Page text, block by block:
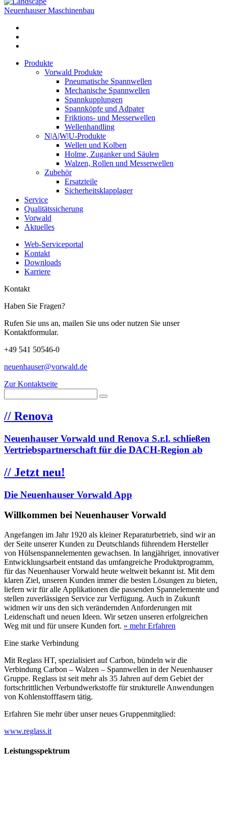
Neuenhauser Maschinenbau
Produkte
Vorwald Produkte
Pneumatische Spannwellen
Mechanische Spannwellen
Spannkupplungen
Spannköpfe und Adpater
Friktions- und Messerwellen
Wellenhandling
N|A|W|U-Produkte
Wellen und Kolben
Holme, Zuganker und Säulen
Walzen, Rollen und Messerwellen
Zubehör
Ersatzteile
Sicherheitsklapplager
Service
Qualitätssicherung
Vorwald
Aktuelles
Web-Serviceportal
Kontakt
Downloads
Karriere
Kontakt
Haben Sie Fragen?
Rufen Sie uns an, mailen Sie uns oder nutzen Sie unser
Kontaktformular.
+49 541 50546-0
neuenhauser@vorwald.de
Zur Kontaktseite
// Renova
Neuenhauser Vorwald und Renova S.r.l. schließen
Vertriebspartnerschaft für die DACH-Region ab
// Jetzt neu!
Die Neuenhauser Vorwald App
Willkommen bei Neuenhauser Vorwald
Angefangen im Jahr 1920 als kleiner Reparaturbetrieb, sind wir an
der Seite unserer Kunden zu Deutschlands führendem Hersteller
von Hülsenspannelementen gewachsen. In langjähriger, innovativer
Entwicklungsarbeit entstand das umfangreiche Produktprogramm,
für das Neuenhauser Vorwald heute weltweit bekannt ist. Mit dem
klaren Ziel, unseren Kunden immer die besten Lösungen zu bieten,
liefern wir für alle Applikationen die passenden Spannelemente und
stellen zuverlässigen Service zur Verfügung. Auch in Zukunft
widmen wir uns den sich verändernden Anforderungen mit
Leidenschaft und neuen Ideen. Wir setzen unseren erfolgreichen
Weg mit und für unsere Kunden fort. » mehr Erfahren
Eine starke Verbindung
Mit Reglass HT, spezialisiert auf Carbon, bündeln wir die
Verbindung Carbon – Walzen – Spannwellen in der Neuenhauser
Gruppe. Reglass ist seit mehr als 35 Jahren auf dem Gebiet der
fortschrittlichen Verbundwerkstoffe für strukturelle Anwendungen
von Kohlenstofffasern tätig.
Erfahren Sie mehr über unser neues Gruppenmitglied:
www.reglass.it
Leistungsspektrum